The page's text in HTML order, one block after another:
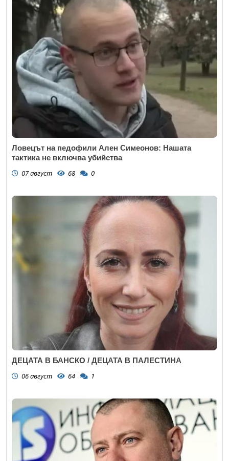
Ловецът на педофили Ален Симеонов: Нашата
тактика не включва убийства
07 август 68 0
ДЕЦАТА В БАНСКО / ДЕЦАТА В ПАЛЕСТИНА
06 август 64 1